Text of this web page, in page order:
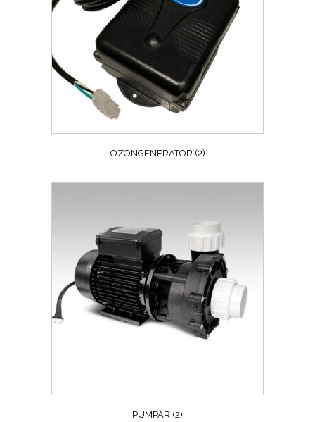
OZONGENERATOR (2)
PUMPAR (2)